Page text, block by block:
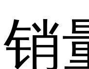
销